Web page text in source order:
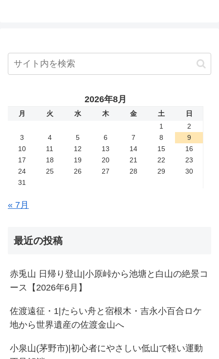
2026年8月
月 火 水 木 金 土
日
1
2
3
4 5 6 7 8
9
10
11 12 13 14 15
16
17
18 19 20 21 22
23
24
25 26 27 28 29
30
31
« 7月
最近の投稿
赤兎山 日帰り登山|小原峠から池塘と白山の絶景コ
ース【2026年6月】
佐渡遠征・1|たらい舟と宿根木・吉永小百合ロケ
地から世界遺産の佐渡金山へ
小泉山(茅野市)|初心者にやさしい低山で軽い運動